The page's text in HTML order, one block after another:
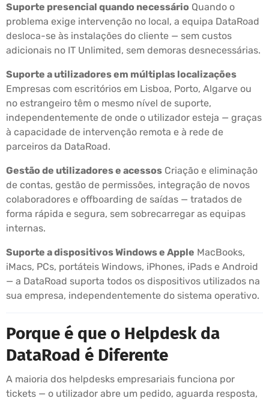
Suporte presencial quando necessário Quando o
problema exige intervenção no local, a equipa DataRoad
desloca-se às instalações do cliente — sem custos
adicionais no IT Unlimited, sem demoras desnecessárias.
Suporte a utilizadores em múltiplas localizações
Empresas com escritórios em Lisboa, Porto, Algarve ou
no estrangeiro têm o mesmo nível de suporte,
independentemente de onde o utilizador esteja — graças
à capacidade de intervenção remota e à rede de
parceiros da DataRoad.
Gestão de utilizadores e acessos Criação e eliminação
de contas, gestão de permissões, integração de novos
colaboradores e offboarding de saídas — tratados de
forma rápida e segura, sem sobrecarregar as equipas
internas.
Suporte a dispositivos Windows e Apple MacBooks,
iMacs, PCs, portáteis Windows, iPhones, iPads e Android
— a DataRoad suporta todos os dispositivos utilizados na
sua empresa, independentemente do sistema operativo.
Porque é que o Helpdesk da
DataRoad é Diferente
A maioria dos helpdesks empresariais funciona por
tickets — o utilizador abre um pedido, aguarda resposta,